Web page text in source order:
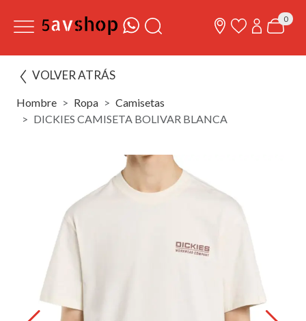
0
VOLVER ATRÁS
Hombre Ropa
Camisetas
DICKIES CAMISETA BOLIVAR BLANCA